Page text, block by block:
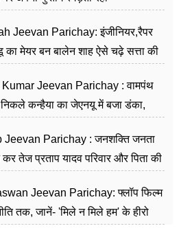
Jeevan Parichay: इंजीनियर,रैपर
का मेयर बन बालेन शाह ऐसे चढ़े सत्ता की
Jeevan Parichay : वामपंथ
निकले कन्हैया का जेएनयू में बजा डंका,
Jeevan Parichay : जनशक्ति जनता
तेज प्रताप यादव परिवार और पिता की
Jeevan Parichay: फ्लॉप फिल्म
तक, जानें- 'मिले न मिले हम' के हीरो